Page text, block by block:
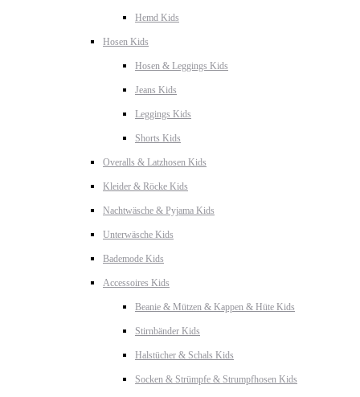
Hemd Kids
Hosen Kids
Hosen & Leggings Kids
Jeans Kids
Leggings Kids
Shorts Kids
Overalls & Latzhosen Kids
Kleider & Röcke Kids
Nachtwäsche & Pyjama Kids
Unterwäsche Kids
Bademode Kids
Accessoires Kids
Beanie & Mützen & Kappen & Hüte Kids
Stirnbänder Kids
Halstücher & Schals Kids
Socken & Strümpfe & Strumpfhosen Kids